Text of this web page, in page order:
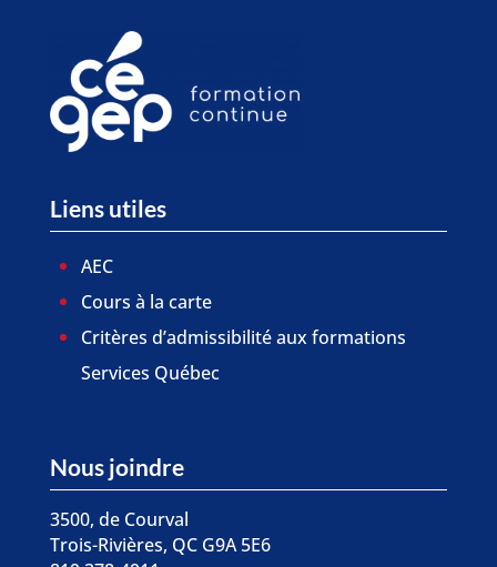
Liens utiles
AEC
Cours à la carte
Critères d’admissibilité aux formations
Services Québec
Nous joindre
3500, de Courval
Trois-Rivières, QC G9A 5E6